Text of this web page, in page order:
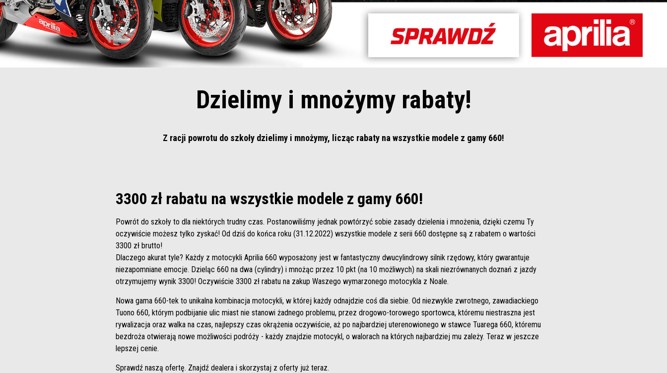
Dzielimy i mnożymy rabaty!
Z racji powrotu do szkoły dzielimy i mnożymy, licząc rabaty na wszystkie modele z gamy 660!
3300 zł rabatu na wszystkie modele z gamy 660!
Powrót do szkoły to dla niektórych trudny czas. Postanowiliśmy jednak powtórzyć sobie zasady dzielenia i mnożenia, dzięki czemu Ty
oczywiście możesz tylko zyskać! Od dziś do końca roku (31.12.2022) wszystkie modele z serii 660 dostępne są z rabatem o wartości
3300 zł brutto!
Dlaczego akurat tyle? Każdy z motocykli Aprilia 660 wyposażony jest w fantastyczny dwucylindrowy silnik rzędowy, który gwarantuje
niezapomniane emocje. Dzieląc 660 na dwa (cylindry) i mnożąc przez 10 pkt (na 10 możliwych) na skali niezrównanych doznań z jazdy
otrzymujemy wynik 3300! Oczywiście 3300 zł rabatu na zakup Waszego wymarzonego motocykla z Noale.
Nowa gama 660-tek to unikalna kombinacja motocykli, w której każdy odnajdzie coś dla siebie. Od niezwykle zwrotnego, zawadiackiego
Tuono 660, którym podbijanie ulic miast nie stanowi żadnego problemu, przez drogowo-torowego sportowca, któremu niestraszna jest
rywalizacja oraz walka na czas, najlepszy czas okrążenia oczywiście, aż po najbardziej uterenowionego w stawce Tuarega 660, któremu
bezdroża otwierają nowe możliwości podróży - każdy znajdzie motocykl, o walorach na których najbardziej mu zależy. Teraz w jeszcze
lepszej cenie.
Sprawdź naszą ofertę. Znajdź dealera i skorzystaj z oferty już teraz.